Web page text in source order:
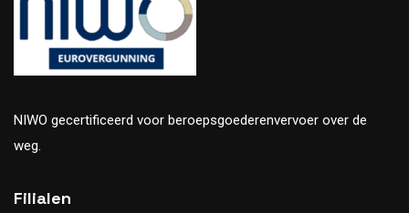
NIWO gecertificeerd voor beroepsgoederenvervoer over de
weg.
Filialen